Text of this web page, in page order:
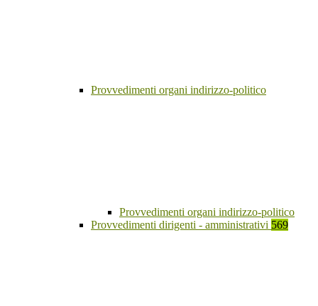
Provvedimenti organi indirizzo-politico
Provvedimenti organi indirizzo-politico
Provvedimenti dirigenti - amministrativi 569